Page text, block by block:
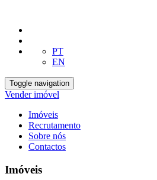
PT
EN
Toggle navigation
Vender imóvel
Imóveis
Recrutamento
Sobre nós
Contactos
Imóveis